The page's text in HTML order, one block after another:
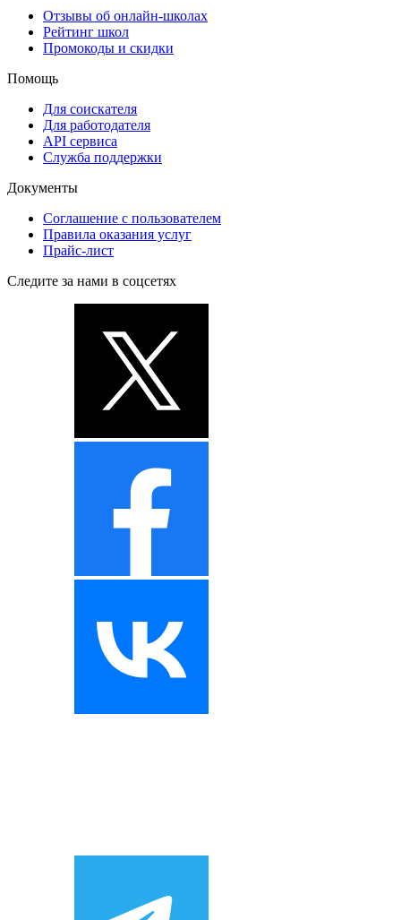
Отзывы об онлайн-школах
Рейтинг школ
Промокоды и скидки
Помощь
Для соискателя
Для работодателя
API сервиса
Служба поддержки
Документы
Соглашение с пользователем
Правила оказания услуг
Прайс-лист
Следите за нами в соцсетях